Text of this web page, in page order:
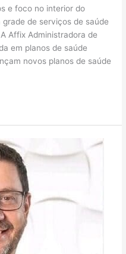
e foco no interior do
de serviços de saúde
Affix Administradora de
em planos de saúde
novos planos de saúde